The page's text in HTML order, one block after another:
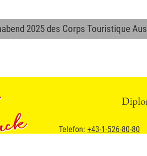
2025 des Corps Touristique
Telefon: +43-1-526-80-80